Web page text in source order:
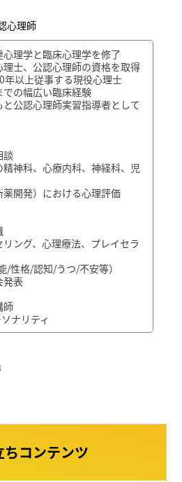
心理師
心理学と臨床心理学を修了
理士、公認心理師の資格を取得
年以上従事する現役心理士
での幅広い臨床経験
と公認心理師実習指導者として
談
精神科、心療内科、神経科、児
薬開発）における心理評価
リング、心理療法、プレイセラ
/性格/認知/うつ/不安等）
発表
師
ナリティ
ちコンテンツ